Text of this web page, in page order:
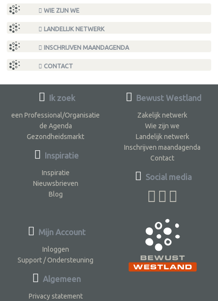
WIE ZIJN WE
LANDELIJK NETWERK
INSCHRIJVEN MAANDAGENDA
CONTACT
Ik zoek
een Professional/Organisatie
de Agenda
Gezondheidsmarkt
Inspiratie
Inspiratie
Nieuwsbrieven
Blog
Bewust Westland
Zakelijk netwerk
Wie zijn we
Landelijk netwerk
Inschrijven maandagenda
Contact
Social media
Mijn Account
Inloggen
Support / Ondersteuning
Algemeen
Privacy statement